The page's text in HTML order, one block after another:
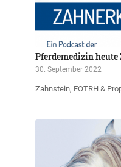
Pferdemedizin
30. September 2022
Zahnstein, EOTRH &